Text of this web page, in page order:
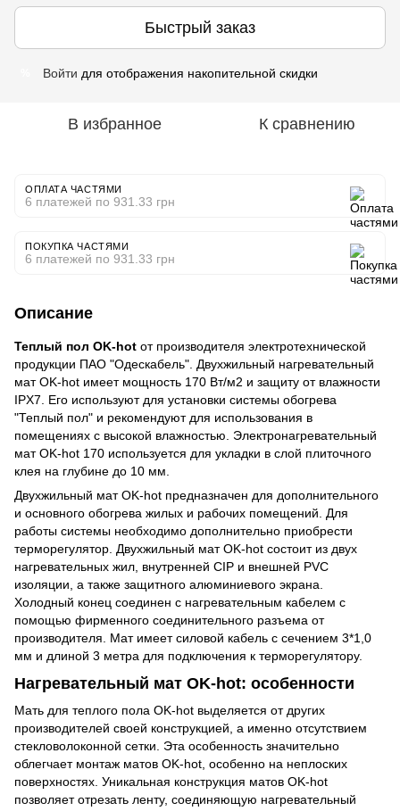
Быстрый заказ
Войти для отображения накопительной скидки
В избранное К сравнению
ОПЛАТА ЧАСТЯМИ
6 платежей по 931.33 грн
ПОКУПКА ЧАСТЯМИ
6 платежей по 931.33 грн
Описание
Теплый пол OK-hot от производителя электротехнической
продукции ПАО "Одескабель". Двухжильный нагревательный
мат OK-hot имеет мощность 170 Вт/м2 и защиту от влажности
IPX7. Его используют для установки системы обогрева
"Теплый пол" и рекомендуют для использования в
помещениях с высокой влажностью. Электронагревательный
мат OK-hot 170 используется для укладки в слой плиточного
клея на глубине до 10 мм.
Двухжильный мат OK-hot предназначен для дополнительного
и основного обогрева жилых и рабочих помещений. Для
работы системы необходимо дополнительно приобрести
терморегулятор. Двухжильный мат OK-hot состоит из двух
нагревательных жил, внутренней CIP и внешней PVC
изоляции, а также защитного алюминиевого экрана.
Холодный конец соединен с нагревательным кабелем с
помощью фирменного соединительного разъема от
производителя. Мат имеет силовой кабель с сечением 3*1,0
мм и длиной 3 метра для подключения к терморегулятору.
Нагревательный мат OK-hot: особенности
Мать для теплого пола OK-hot выделяется от других
производителей своей конструкцией, а именно отсутствием
стекловолоконной сетки. Эта особенность значительно
облегчает монтаж матов OK-hot, особенно на неплоских
поверхностях. Уникальная конструкция матов OK-hot
позволяет отрезать ленту, соединяющую нагревательный